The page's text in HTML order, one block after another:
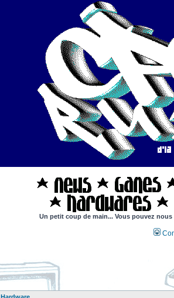
Un petit coup de main... Vous pouvez